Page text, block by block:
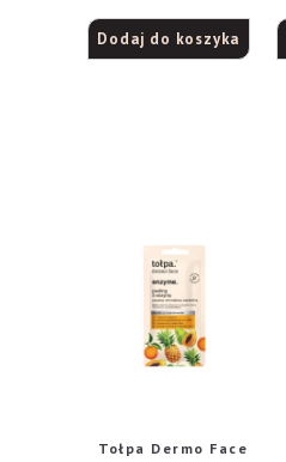
Dodaj do koszyka
Tołpa Dermo Face